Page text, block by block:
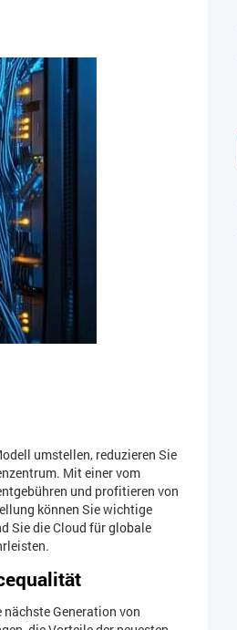
umstellen, reduzieren Sie
Mit einer vom
und profitieren von
können Sie wichtige
Sie die Cloud für globale
nächste Generation von